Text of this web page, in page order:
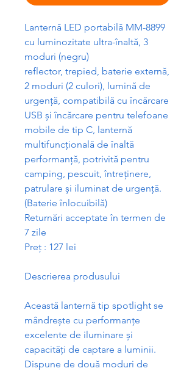
Lanternă LED portabil ă MM-8899
cu luminozitate ultra-înaltă, 3
moduri (negru)
reflector, trepied, baterie externă,
2 moduri (2 culori), lumină de
urgență, compatibil ă cu încărcare
USB și încărcare pentru telefoane
mobile de tip C, lanternă
multifuncțional ă de înaltă
performanță, potrivită pentru
camping, pescuit, întreținere,
patrulare și iluminat de urgență.
(Baterie înlocuibilă)
Returnări acceptate în termen de
7 zile
Preț : 127 lei
Descrierea produsului
Această lanternă tip spotlight se
mândrește cu performanțe
excelente de iluminare și
capacități de captare a luminii.
Dispune de două moduri de